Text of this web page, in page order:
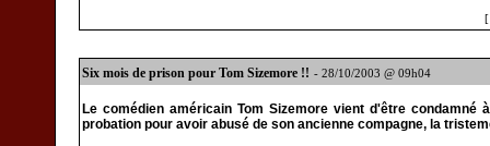
Six mois de prison pour Tom Sizemore !! - 28/10/2003 @ 09h04
Le comédien américain Tom Sizemore vient d'être
probation pour avoir abusé de son ancienne compagne, la